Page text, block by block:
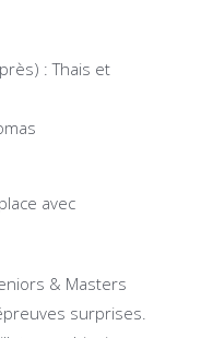
: Thais et
avec
& Masters
surprises.